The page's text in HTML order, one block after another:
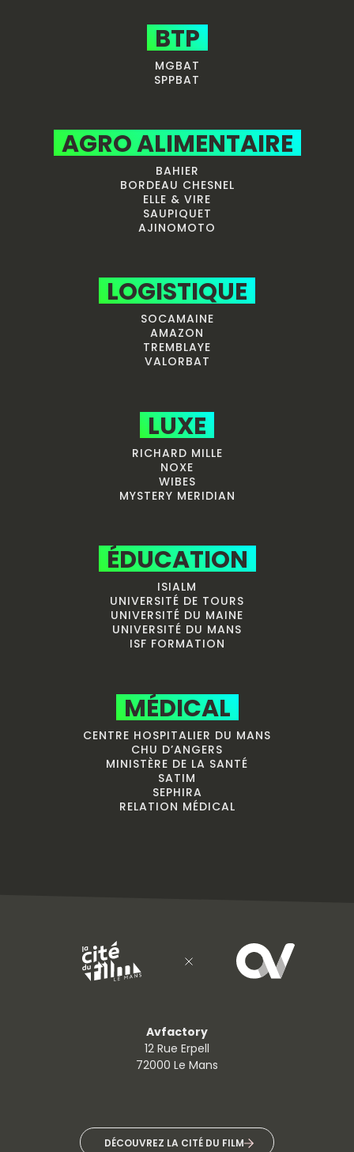
BTP
MGBAT
SPPBAT
AGRO ALIMENTAIRE
BAHIER
BORDEAU CHESNEL
ELLE & VIRE
SAUPIQUET
AJINOMOTO
LOGISTIQUE
SOCAMAINE
AMAZON
TREMBLAYE
VALORBAT
LUXE
RICHARD MILLE
NOXE
WIBES
MYSTERY MERIDIAN
ÉDUCATION
ISIALM
UNIVERSITÉ DE TOURS
UNIVERSITÉ DU MAINE
UNIVERSITÉ DU MANS
ISF FORMATION
MÉDICAL
CENTRE HOSPITALIER DU MANS
CHU D’ANGERS
MINISTÈRE DE LA SANTÉ
SATIM
SEPHIRA
RELATION MÉDICAL
Avfactory
12 Rue Erpell
72000 Le Mans
DÉCOUVREZ LA CITÉ DU FILM